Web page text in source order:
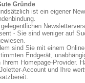
Gründe
ist ein eigener
gelegentlichen
- Sie sind weniger auf
sind Sie mit einem
Endgerät,
Ihrem Homepage-Provider.
Joletter-Account und Ihre